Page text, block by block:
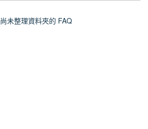
尚未整理資料夾的 FAQ